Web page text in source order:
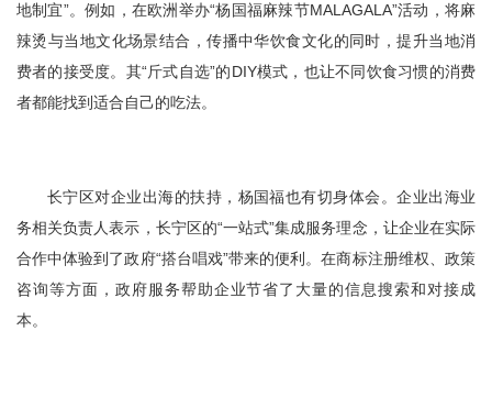
地制宜”。例如，在欧洲举办“杨国福麻辣节MALAGALA”活动，将麻
辣烫与当地文化场景结合，传播中华饮食文化的同时，提升当地消
费者的接受度。其“斤式自选”的DIY模式，也让不同饮食习惯的消费
者都能找到适合自己的吃法。
长宁区对企业出海的扶持，杨国福也有切身体会。企业出海业
务相关负责人表示，长宁区的“一站式”集成服务理念，让企业在实际
合作中体验到了政府“搭台唱戏”带来的便利。在商标注册维权、政策
咨询等方面，政府服务帮助企业节省了大量的信息搜索和对接成
本。